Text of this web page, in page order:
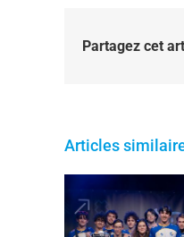
Partagez cet
Articles